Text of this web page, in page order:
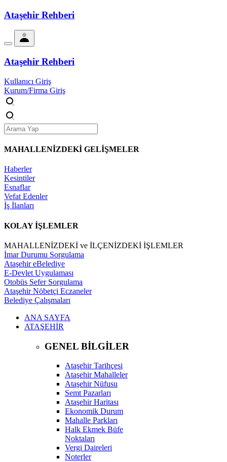
Ataşehir Rehberi
Ataşehir Rehberi
Kullanıcı Giriş
Kurum/Firma Giriş
MAHALLENİZDEKİ GELİŞMELER
Haberler
Kesintiler
Esnaflar
Vefat Edenler
İş İlanları
KOLAY İŞLEMLER
MAHALLENİZDEKİ ve İLÇENİZDEKİ İŞLEMLER
İmar Durumu Sorgulama
Ataşehir eBelediye
E-Devlet Uygulaması
Otobüs Sefer Sorgulama
Ataşehir Nöbetçi Eczaneler
Belediye Çalışmaları
ANA SAYFA
ATAŞEHİR
GENEL BİLGİLER
Ataşehir Tarihçesi
Ataşehir Mahalleler
Ataşehir Nüfusu
Semt Pazarları
Ataşehir Haritası
Ekonomik Durum
Mahalle Parkları
Halk Ekmek Büfe
Noktaları
Vergi Daireleri
Noterler